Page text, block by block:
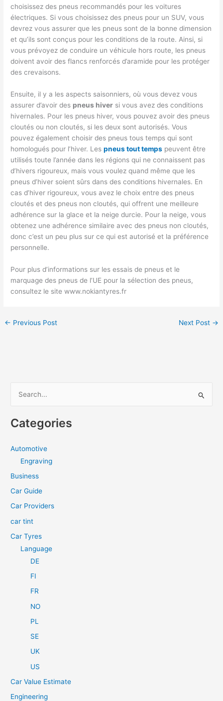
choisissez des pneus recommandés pour les voitures
électriques. Si vous choisissez des pneus pour un SUV, vous
devrez vous assurer que les pneus sont de la bonne dimension
et qu’ils sont conçus pour les conditions de la route. Ainsi, si
vous prévoyez de conduire un véhicule hors route, les pneus
doivent avoir des flancs renforcés d’aramide pour les protéger
des crevaisons.
Ensuite, il y a les aspects saisonniers, où vous devez vous
assurer d’avoir des pneus hiver si vous avez des conditions
hivernales. Pour les pneus hiver, vous pouvez avoir des pneus
cloutés ou non cloutés, si les deux sont autorisés. Vous
pouvez également choisir des pneus tous temps qui sont
homologués pour l’hiver. Lespneus tout temps peuvent être
utilisés toute l’année dans les régions qui ne connaissent pas
d’hivers rigoureux, mais vous voulez quand même que les
pneus d’hiver soient sûrs dans des conditions hivernales. En
cas d’hiver rigoureux, vous avez le choix entre des pneus
cloutés et des pneus non cloutés, qui offrent une meilleure
adhérence sur la glace et la neige durcie. Pour la neige, vous
obtenez une adhérence similaire avec des pneus non cloutés,
donc c’est un peu plus sur ce qui est autorisé et la préférence
personnelle.
Pour plus d’informations sur les essais de pneus et le
marquage des pneus de l’UE pour la sélection des pneus,
consultez le site www.nokiantyres.fr
← Previous Post Next Post →
r
r
:
Categories
Automotive
Engraving
Business
Car Guide
Car Providers
car tint
Car Tyres
Language
DE
FI
FR
NO
PL
SE
UK
US
Car Value Estimate
Engineering